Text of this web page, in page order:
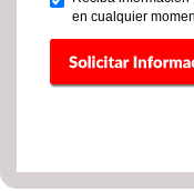
en cualquier